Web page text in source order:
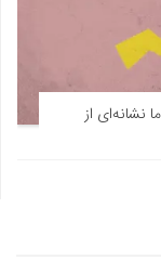
نشانه‌ای از